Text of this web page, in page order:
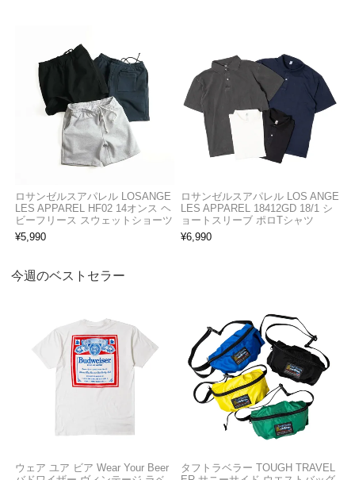
ロサンゼルスアパレル LOSANGE
LES APPAREL HF02 14オンス ヘ
ビーフリース スウェットショーツ
¥5,990
ロサンゼルスアパレル LOS ANGE
LES APPAREL 18412GD 18/1 シ
ョートスリーブ ポロTシャツ
¥6,990
今週のベストセラー
ウェア ユア ビア Wear Your Beer
タフトラベラー TOUGH TRAVEL